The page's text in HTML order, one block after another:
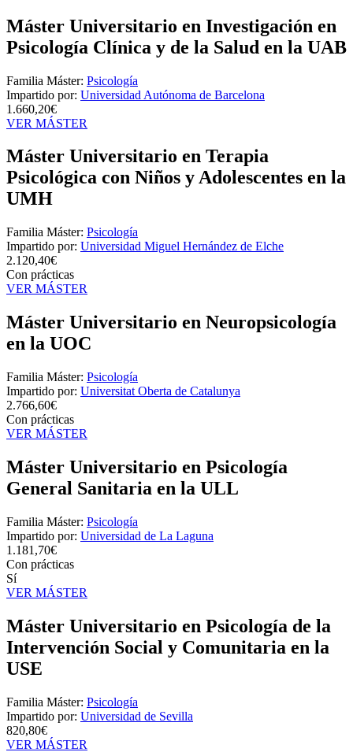
Máster Universitario en Investigación en
Psicología Clínica y de la Salud en la UAB
Familia Máster: Psicología
Impartido por: Universidad Autónoma de Barcelona
1.660,20€
VER MÁSTER
Máster Universitario en Terapia
Psicológica con Niños y Adolescentes en la
UMH
Familia Máster: Psicología
Impartido por: Universidad Miguel Hernández de Elche
2.120,40€
Con prácticas
VER MÁSTER
Máster Universitario en Neuropsicología
en la UOC
Familia Máster: Psicología
Impartido por: Universitat Oberta de Catalunya
2.766,60€
Con prácticas
VER MÁSTER
Máster Universitario en Psicología
General Sanitaria en la ULL
Familia Máster: Psicología
Impartido por: Universidad de La Laguna
1.181,70€
Con prácticas
Sí
VER MÁSTER
Máster Universitario en Psicología de la
Intervención Social y Comunitaria en la
USE
Familia Máster: Psicología
Impartido por: Universidad de Sevilla
820,80€
VER MÁSTER